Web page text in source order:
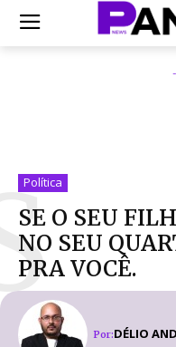
Política
SE O SEU
NO SEU
PRA VOCÊ.
Por:DÉLIO